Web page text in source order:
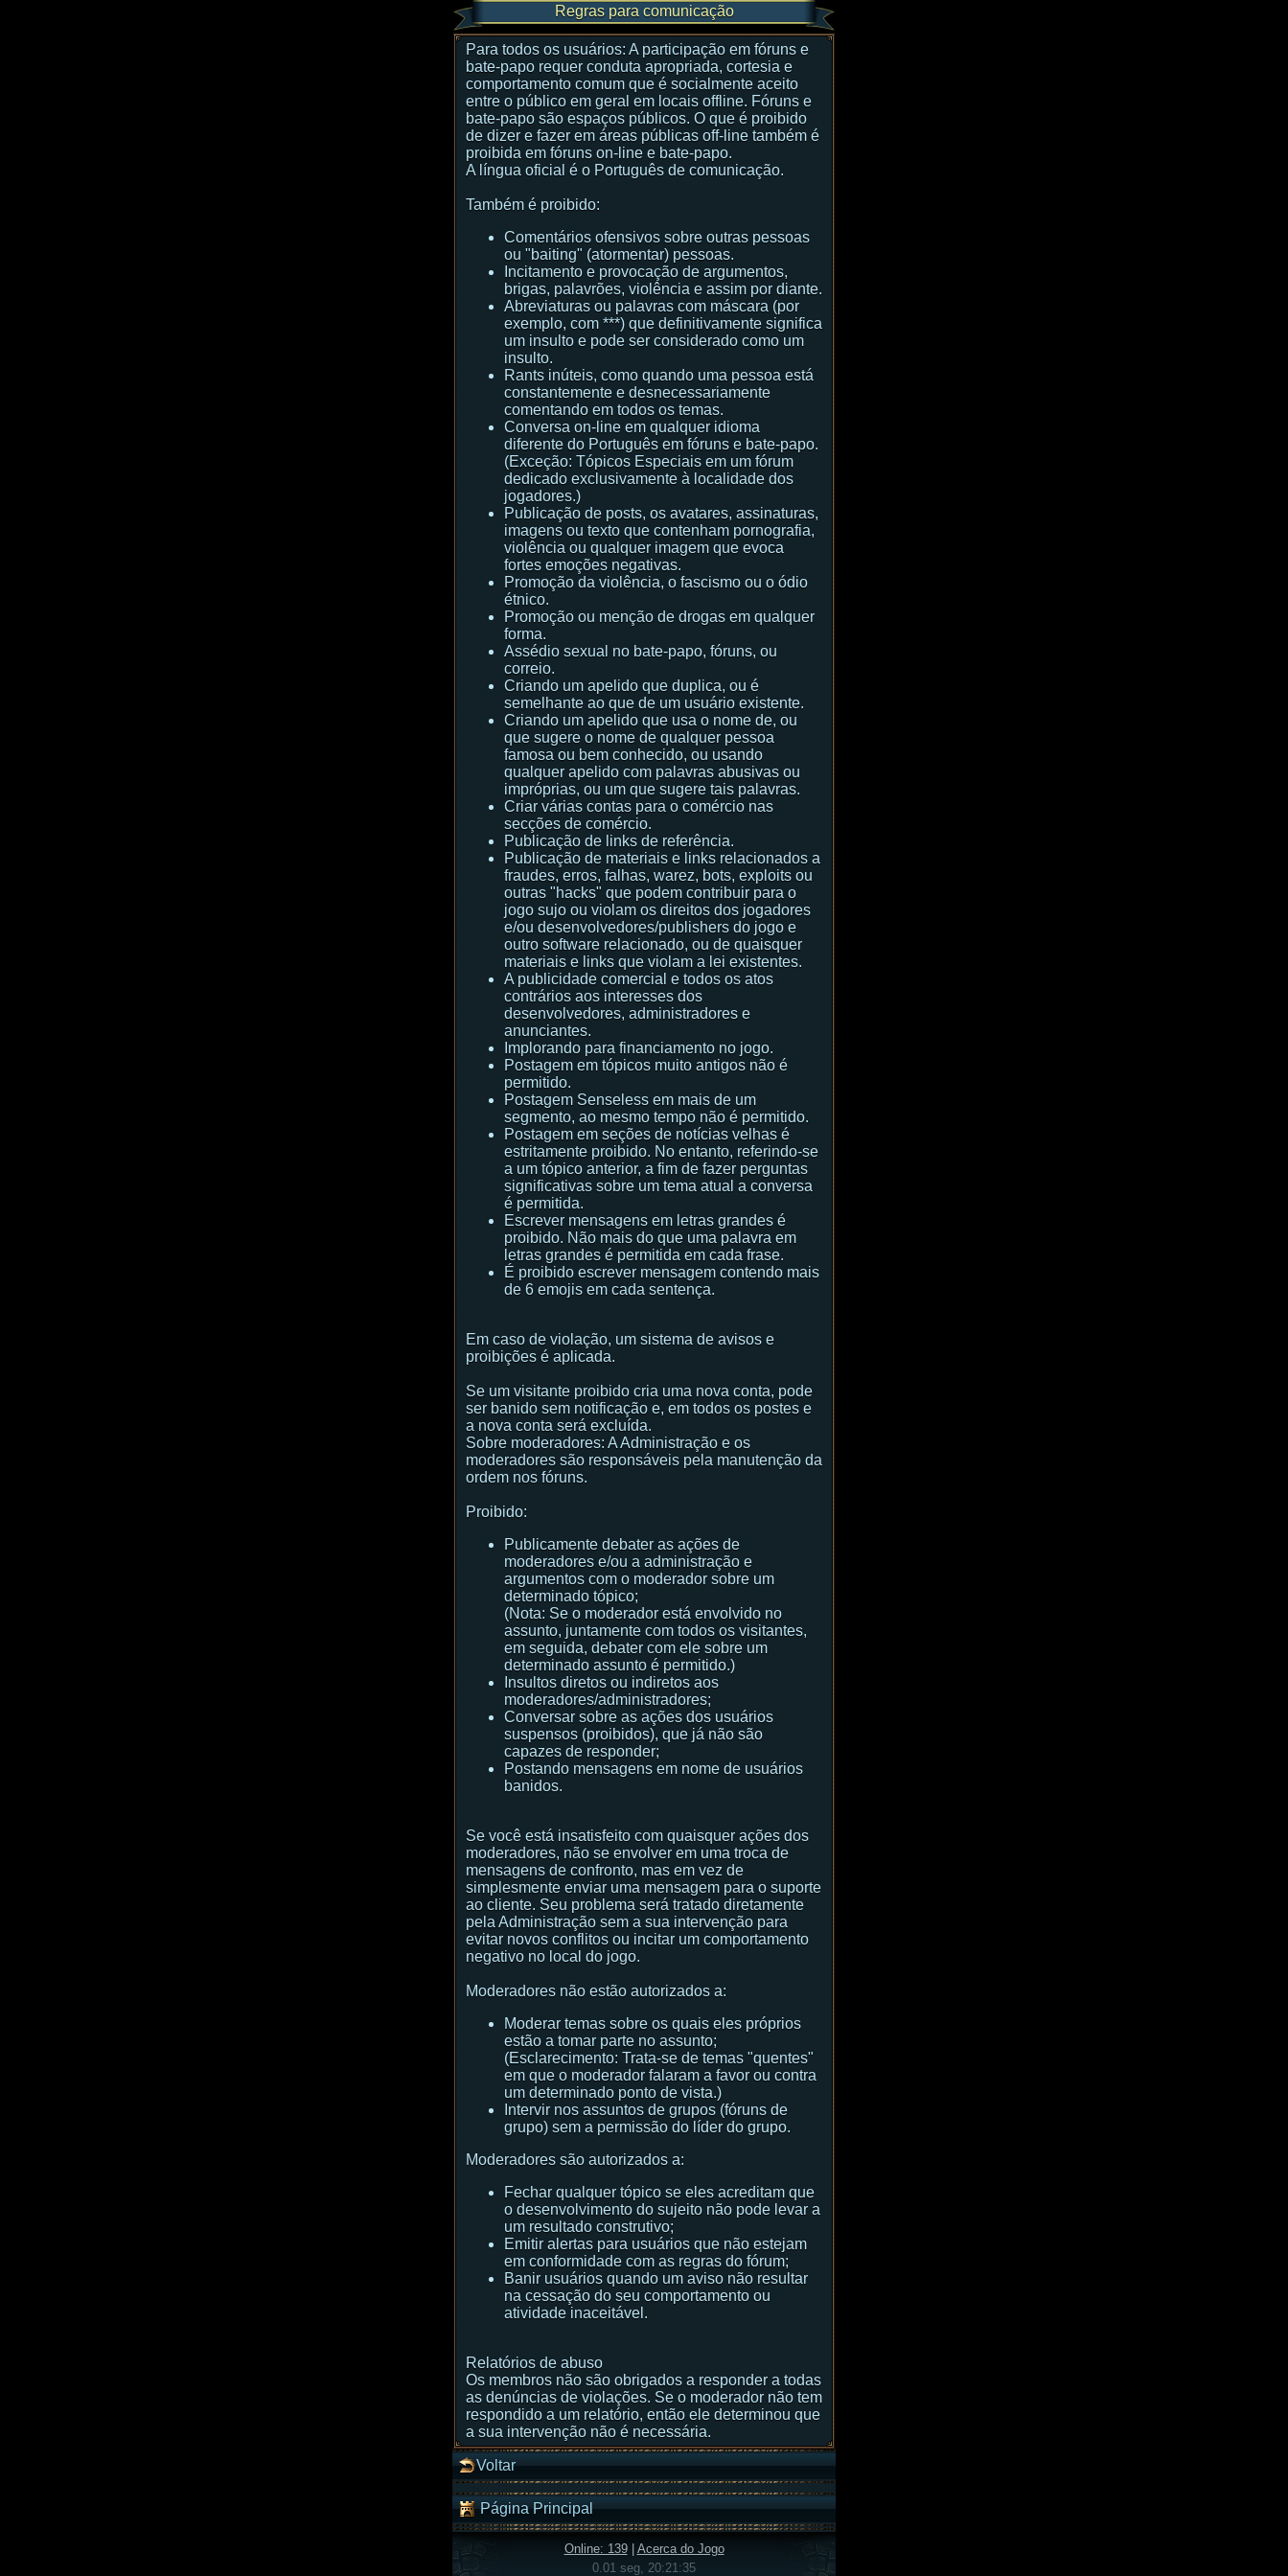
Regras para comunicação
Para todos os usuários: A participação em fóruns e
bate-papo requer conduta apropriada, cortesia e
comportamento comum que é socialmente aceito
entre o público em geral em locais offline. Fóruns e
bate-papo são espaços públicos. O que é proibido
de dizer e fazer em áreas públicas off-line também é
proibida em fóruns on-line e bate-papo.
A língua oficial é o Português de comunicação.
Também é proibido:
Comentários ofensivos sobre outras pessoas
ou "baiting" (atormentar) pessoas.
Incitamento e provocação de argumentos,
brigas, palavrões, violência e assim por diante.
Abreviaturas ou palavras com máscara (por
exemplo, com ***) que definitivamente significa
um insulto e pode ser considerado como um
insulto.
Rants inúteis, como quando uma pessoa está
constantemente e desnecessariamente
comentando em todos os temas.
Conversa on-line em qualquer idioma
diferente do Português em fóruns e bate-papo.
(Exceção: Tópicos Especiais em um fórum
dedicado exclusivamente à localidade dos
jogadores.)
Publicação de posts, os avatares, assinaturas,
imagens ou texto que contenham pornografia,
violência ou qualquer imagem que evoca
fortes emoções negativas.
Promoção da violência, o fascismo ou o ódio
étnico.
Promoção ou menção de drogas em qualquer
forma.
Assédio sexual no bate-papo, fóruns, ou
correio.
Criando um apelido que duplica, ou é
semelhante ao que de um usuário existente.
Criando um apelido que usa o nome de, ou
que sugere o nome de qualquer pessoa
famosa ou bem conhecido, ou usando
qualquer apelido com palavras abusivas ou
impróprias, ou um que sugere tais palavras.
Criar várias contas para o comércio nas
secções de comércio.
Publicação de links de referência.
Publicação de materiais e links relacionados a
fraudes, erros, falhas, warez, bots, exploits ou
outras "hacks" que podem contribuir para o
jogo sujo ou violam os direitos dos jogadores
e/ou desenvolvedores/publishers do jogo e
outro software relacionado, ou de quaisquer
materiais e links que violam a lei existentes.
A publicidade comercial e todos os atos
contrários aos interesses dos
desenvolvedores, administradores e
anunciantes.
Implorando para financiamento no jogo.
Postagem em tópicos muito antigos não é
permitido.
Postagem Senseless em mais de um
segmento, ao mesmo tempo não é permitido.
Postagem em seções de notícias velhas é
estritamente proibido. No entanto, referindo-se
a um tópico anterior, a fim de fazer perguntas
significativas sobre um tema atual a conversa
é permitida.
Escrever mensagens em letras grandes é
proibido. Não mais do que uma palavra em
letras grandes é permitida em cada frase.
É proibido escrever mensagem contendo mais
de 6 emojis em cada sentença.
Em caso de violação, um sistema de avisos e
proibições é aplicada.
Se um visitante proibido cria uma nova conta, pode
ser banido sem notificação e, em todos os postes e
a nova conta será excluída.
Sobre moderadores: A Administração e os
moderadores são responsáveis ​​pela manutenção da
ordem nos fóruns.
Proibido:
Publicamente debater as ações de
moderadores e/ou a administração e
argumentos com o moderador sobre um
determinado tópico;
(Nota: Se o moderador está envolvido no
assunto, juntamente com todos os visitantes,
em seguida, debater com ele sobre um
determinado assunto é permitido.)
Insultos diretos ou indiretos aos
moderadores/administradores;
Conversar sobre as ações dos usuários
suspensos (proibidos), que já não são
capazes de responder;
Postando mensagens em nome de usuários
banidos.
Se você está insatisfeito com quaisquer ações dos
moderadores, não se envolver em uma troca de
mensagens de confronto, mas em vez de
simplesmente enviar uma mensagem para o suporte
ao cliente. Seu problema será tratado diretamente
pela Administração sem a sua intervenção para
evitar novos conflitos ou incitar um comportamento
negativo no local do jogo.
Moderadores não estão autorizados a:
Moderar temas sobre os quais eles próprios
estão a tomar parte no assunto;
(Esclarecimento: Trata-se de temas "quentes"
em que o moderador falaram a favor ou contra
um determinado ponto de vista.)
Intervir nos assuntos de grupos (fóruns de
grupo) sem a permissão do líder do grupo.
Moderadores são autorizados a:
Fechar qualquer tópico se eles acreditam que
o desenvolvimento do sujeito não pode levar a
um resultado construtivo;
Emitir alertas para usuários que não estejam
em conformidade com as regras do fórum;
Banir usuários quando um aviso não resultar
na cessação do seu comportamento ou
atividade inaceitável.
Relatórios de abuso
Os membros não são obrigados a responder a todas
as denúncias de violações. Se o moderador não tem
respondido a um relatório, então ele determinou que
a sua intervenção não é necessária.
Voltar
Página Principal
Online: 139| Acerca do Jogo
0.01 seg, 20:21:35